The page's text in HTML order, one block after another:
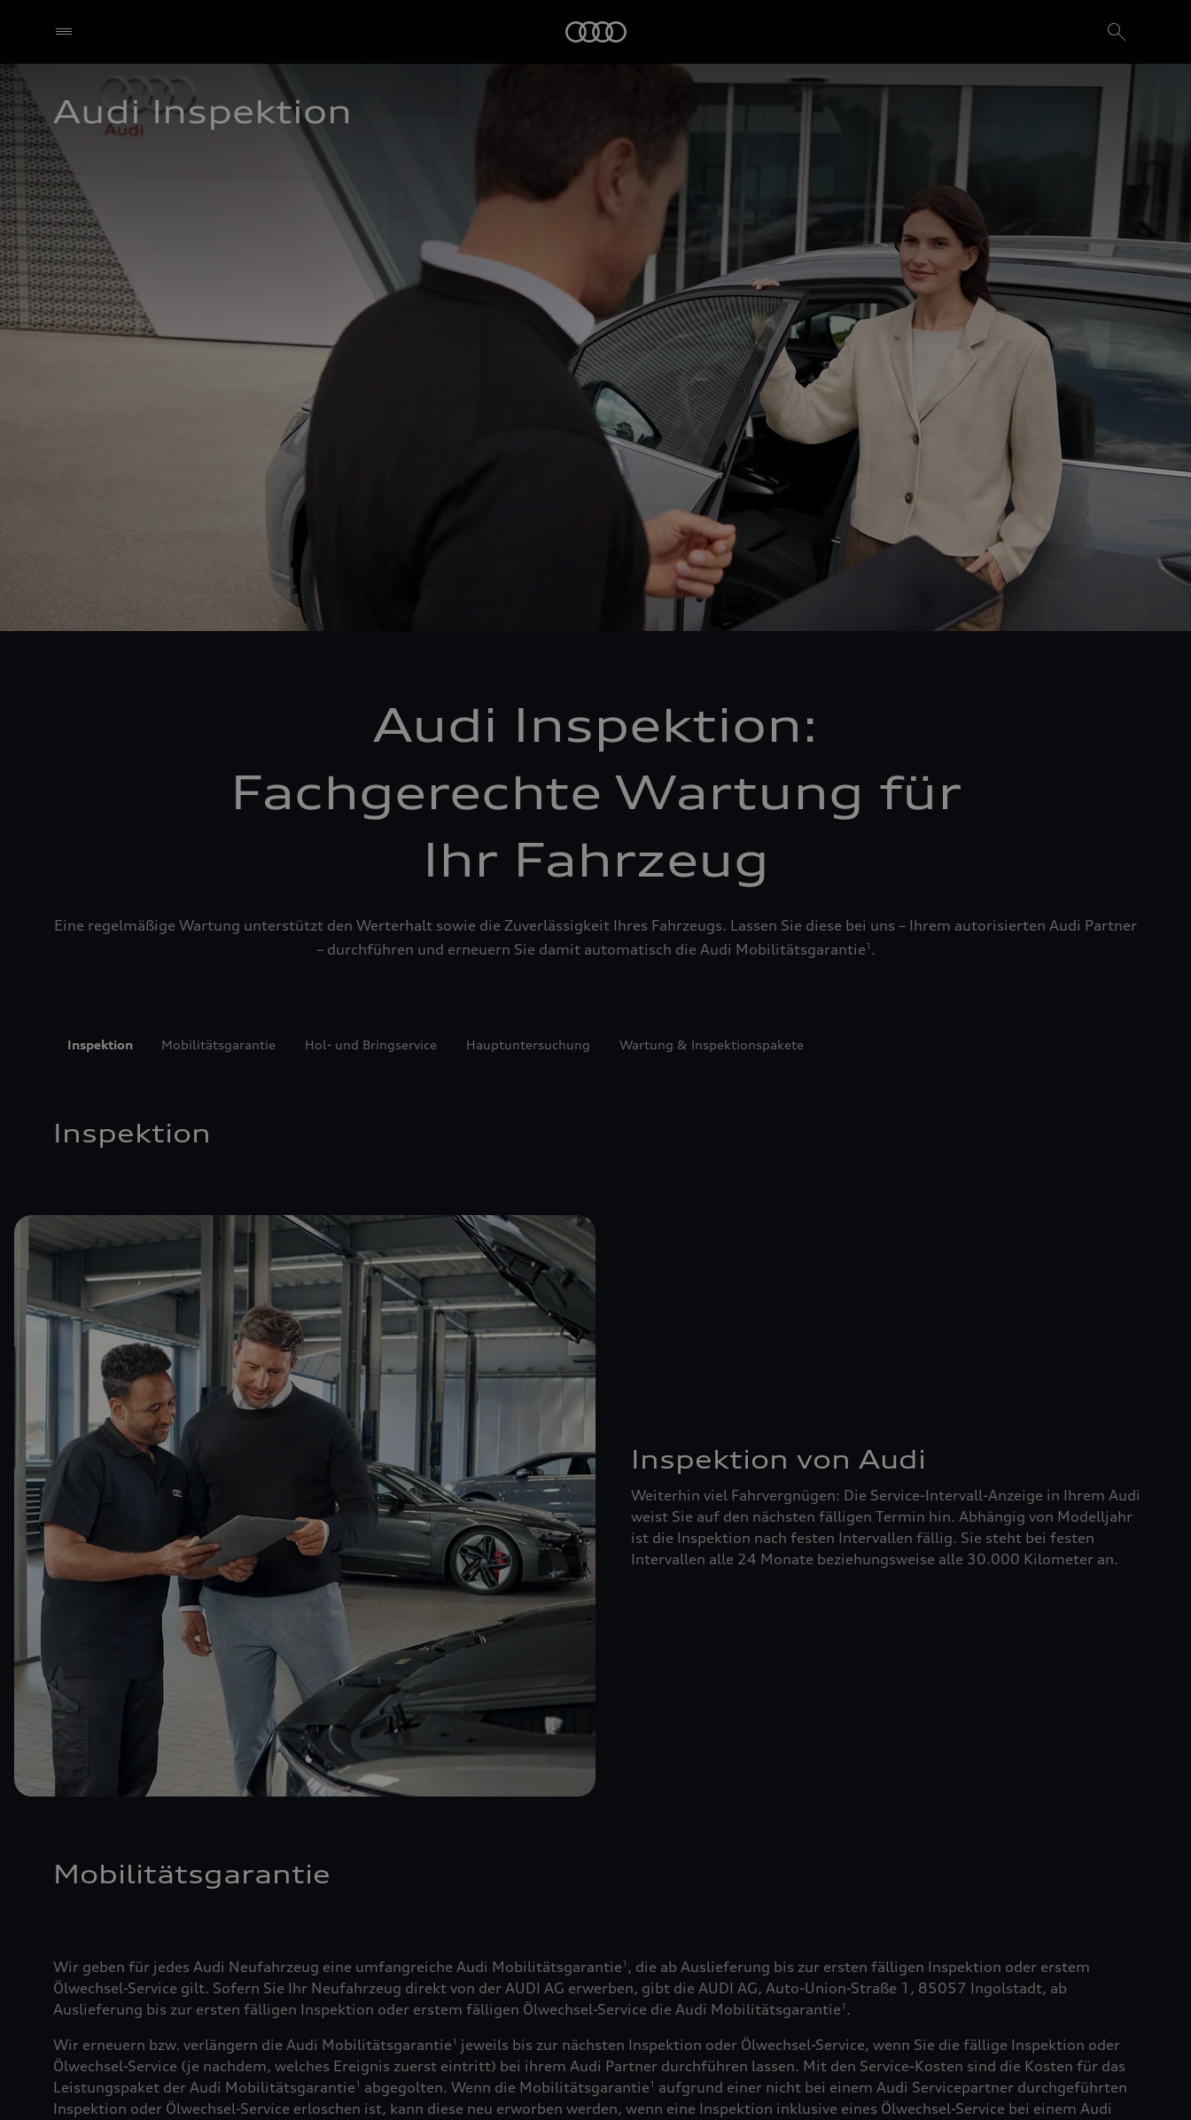
Audi Inspektion
Audi Inspektion:
Fachgerechte Wartung für
Ihr Fahrzeug
Eine regelmäßige Wartung unterstützt den Werterhalt sowie die Zuverlässigkeit Ihres Fahrzeugs. Lassen Sie diese bei uns – Ihrem autorisierten Audi Partner
– durchführen und erneuern Sie damit automatisch die Audi Mobilitätsgarantie1 .
Inspektion Mobilitätsgarantie Hol- und Bringservice Hauptuntersuchung Wartung & Inspektionspakete
Inspektion
Inspektion von Audi
Weiterhin viel Fahrvergnügen: Die Service-Intervall-Anzeige in Ihrem Audi
weist Sie auf den nächsten fälligen Termin hin. Abhängig von Modelljahr
ist die Inspektion nach festen Intervallen fällig. Sie steht bei festen
Intervallen alle 24 Monate beziehungsweise alle 30.000 Kilometer an.
Mobilitätsgarantie
Wir geben für jedes Audi Neufahrzeug eine umfangreiche Audi Mobilitätsgarantie1 , die ab Auslieferung bis zur ersten fälligen Inspektion oder erstem
Ölwechsel-Service gilt. Sofern Sie Ihr Neufahrzeug direkt von der AUDI AG erwerben, gibt die AUDI AG, Auto-Union-Straße 1, 85057 Ingolstadt, ab
Auslieferung bis zur ersten fälligen Inspektion oder erstem fälligen Ölwechsel-Service die Audi Mobilitätsgarantie1 .
Wir erneuern bzw. verlängern die Audi Mobilitätsgarantie1
jeweils bis zur nächsten Inspektion oder Ölwechsel-Service, wenn Sie die fällige Inspektion oder
Ölwechsel-Service (je nachdem, welches Ereignis zuerst eintritt) bei ihrem Audi Partner durchführen lassen. Mit den Service-Kosten sind die Kosten für das
Leistungspaket der Audi Mobilitätsgarantie1 abgegolten. Wenn die Mobilitätsgarantie1
aufgrund einer nicht bei einem Audi Servicepartner durchgeführten
Inspektion oder Ölwechsel-Service erloschen ist, kann diese neu erworben werden, wenn eine Inspektion inklusive eines Ölwechsel-Service bei einem Audi